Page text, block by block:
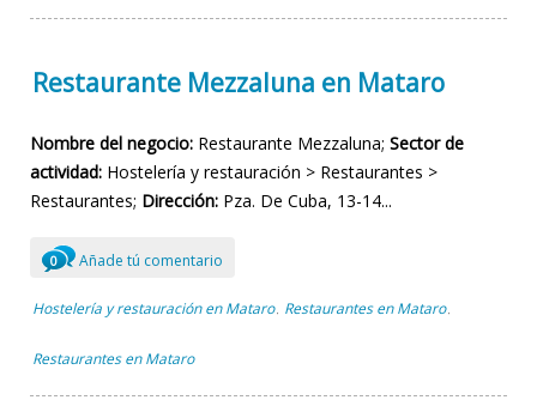
Restaurante Mezzaluna en Mataro
Nombre del negocio: Restaurante Mezzaluna; Sector de
actividad: Hostelería y restauración > Restaurantes >
Restaurantes; Dirección: Pza. De Cuba, 13-14...
0 Añade tú comentario
Hostelería y restauración en Mataro , Restaurantes en Mataro ,
Restaurantes en Mataro